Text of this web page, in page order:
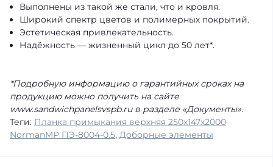
Выполнены из такой же стали, что и кровля.
Широкий спектр цветов и полимерных покрытий.
Эстетическая привлекательность.
Надёжность — жизненный цикл до 50 лет*.
*Подробную информацию о гарантийных сроках на
продукцию можно получить на сайте
www.sandwichpanelsvspb.ru в разделе «Документы».
Теги: Планка примыкания верхняя 250х147х2000
NormanMP ПЭ-8004-0.5, Доборные элементы